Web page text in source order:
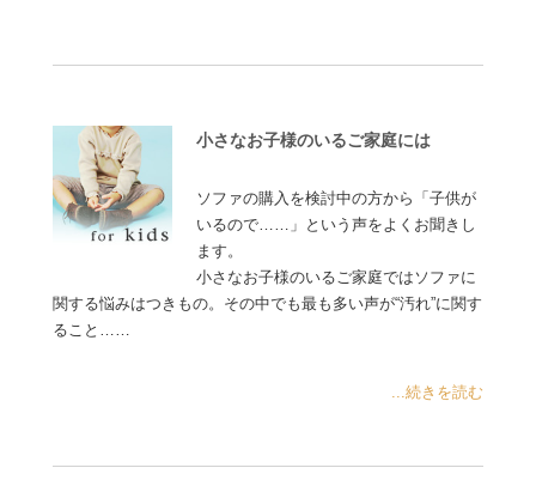
小さなお子様のいるご家庭には
ソファの購入を検討中の方から「子供が
いるので……」という声をよくお聞きし
ます。
小さなお子様のいるご家庭ではソファに
関する悩みはつきもの。その中でも最も多い声が“汚れ”に関す
ること……
...続きを読む